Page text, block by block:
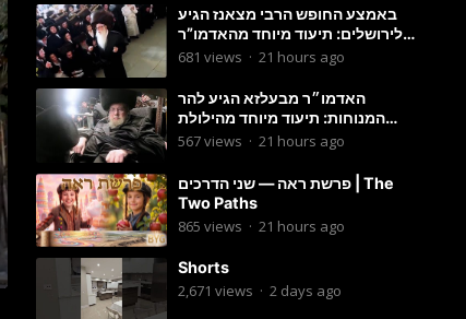
באמצע החופש הרבי מצאנז הגיע
לירושלים: תיעוד מיוחד מהאדמו”ר
בריקוד המצווה טאנץ בשמחת בית
681 views · 21 hours ago
האדמו״ר מבעלזא הגיע להר
המנוחות: תיעוד מיוחד מהילולת
הרה״ק רבי אהרון מבעלזא זי״ע
567views · 21 hours ago
פרשת ראה — שני הדרכים | The
Two Paths
865 views · 21 hours ago
Shorts
2,671 views · 2 days ago